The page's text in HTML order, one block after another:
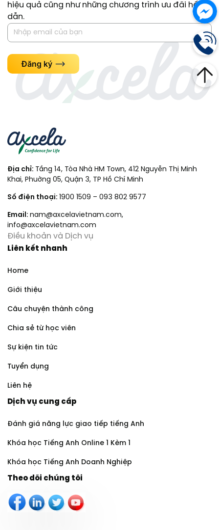
hiệu quả cũng như những chương trình ưu đãi hấp
dẫn.
Đăng ký
Địa chỉ: Tầng 14, Tòa Nhà HM Town, 412 Nguyễn Thị Minh
Khai, Phuờng 05, Quận 3, TP Hồ Chí Minh
Số điện thoại: 1900 1509 – 093 802 9577
Email: nam@axcelavietnam.com,
info@axcelavietnam.com
Điều khoản và Dịch vụ
Liên kết nhanh
Home
Giới thiệu
Câu chuyện thành công
Chia sẻ từ học viên
Sự kiện tin tức
Tuyển dụng
Liên hệ
Dịch vụ cung cấp
Đánh giá năng lực giao tiếp tiếng Anh
Khóa học Tiếng Anh Online 1 Kèm 1
Khóa học Tiếng Anh Doanh Nghiệp
Theo dõi chúng tôi